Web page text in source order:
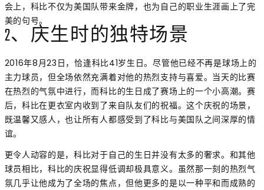
会上，科比不仅为美国队带来金牌，也为自己的职业生涯画上了完
美的句号。
2、庆生时的独特场景
2016年8月23日，恰逢科比41岁生日。尽管他已经不再是球场上的
主力球员，但全场依然充满着对他的热烈支持与喜爱。当天的比赛
在热烈的气氛中进行，而科比的生日成了赛场上的一个小高潮。赛
后，科比在更衣室内收到了来自队友们的祝福。这个庆祝的场景，
既温馨又感人，也让所有人都感受到了科比与美国队之间深厚的情
谊。
更令人动容的是，科比对于自己的生日并没有太多的奢求。和其他
球员相比，科比的庆祝显得低调却极具意义。虽然那一刻的热烈气
氛几乎让他成为了全场的焦点，但他更多的是以一种平和而成熟的